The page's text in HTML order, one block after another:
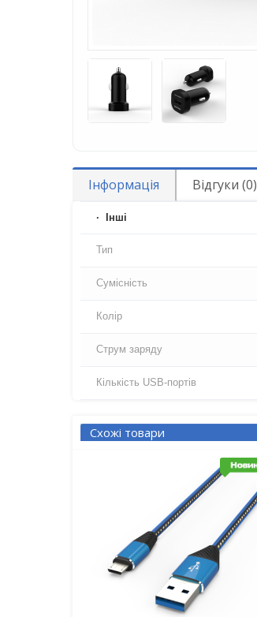
Інформація Відгуки (0)
Iнші
Тип
Сумісність
Колір
Струм заряду
Кількість USB-портів
Схожі товари